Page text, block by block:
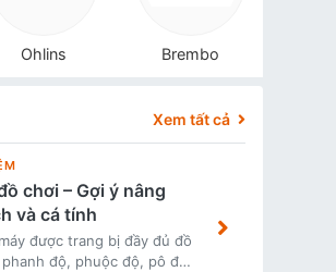
Ohlins Brembo
Xem tất cả
chơi – Gợi ý nâng
và cá tính
được trang bị đầy đủ đồ
độ, phuộc độ, pô độ,